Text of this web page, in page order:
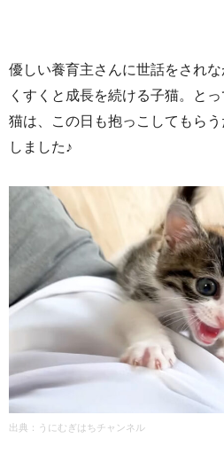
優しい養育主さんに世話をされ
くすくと成長を続ける子猫。と
猫は、この日も抱っこしてもら
しました♪
出典： うにむぎはちチャンネル